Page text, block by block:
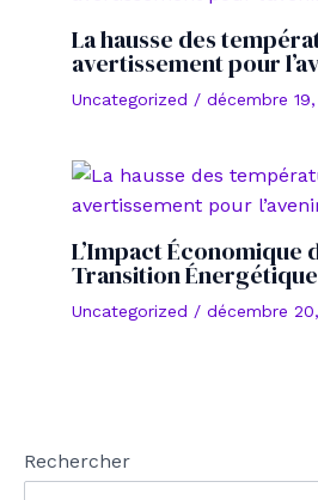
La hausse des
avertissement pour
Uncategorized / décembre
L’Impact Économique
Transition
Uncategorized / décembre
Rechercher